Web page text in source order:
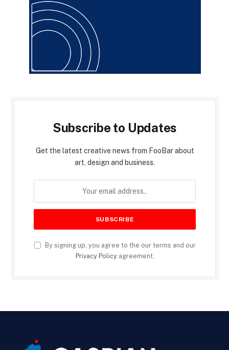
Subscribe to Updates
Get the latest creative news from FooBar about
art, design and business.
By signing up, you agree to the our terms and our
Privacy Policyagreement.